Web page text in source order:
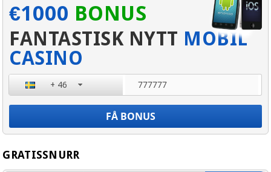
€1000 BONUS
FANTASTISK NYTT MOBIL
CASINO
+ 46
+ 46
+ 47
GRATISSNURR